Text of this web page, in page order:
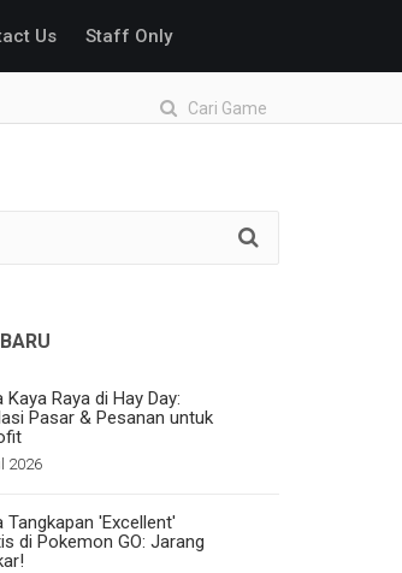
Us Staff Only
Cari Game
Kaya Raya di Hay Day:
Pasar & Pesanan untuk
2026
Tangkapan 'Excellent'
di Pokemon GO: Jarang